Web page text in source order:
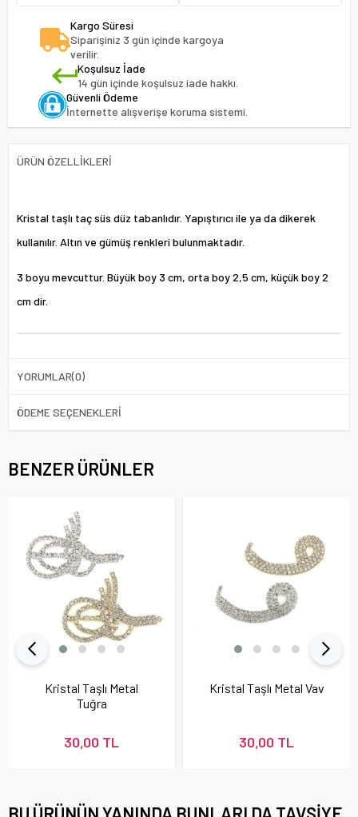
Kargo Süresi
Siparişiniz 3 gün içinde kargoya
verilir.
Koşulsuz İade
14 gün içinde koşulsuz iade hakkı.
Güvenli Ödeme
İnternette alışverişe koruma sistemi.
ÜRÜN ÖZELLIKLERI
Kristal taşlı taç süs düz tabanlıdır. Yapıştırıcı ile ya da dikerek
kullanılır. Altın ve gümüş renkleri bulunmaktadır.
3 boyu mevcuttur. Büyük boy 3 cm, orta boy 2,5 cm, küçük boy 2
cm dir.
YORUMLAR(0)
ÖDEME SEÇENEKLERI
BENZER ÜRÜNLER
Kristal Taşlı Metal
Tuğra
30,00 TL
Kristal Taşlı Metal Vav
30,00 TL